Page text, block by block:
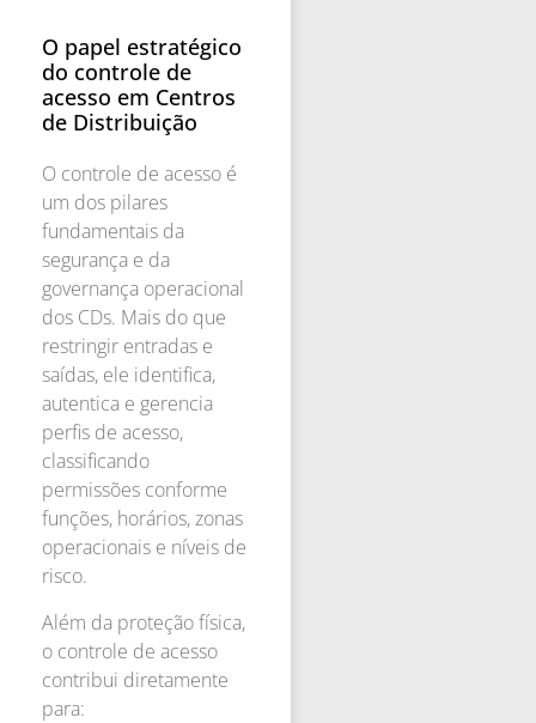
O papel estratégico
do controle de
acesso em Centros
de Distribuição
O controle de acesso é
um dos pilares
fundamentais da
segurança e da
governança operacional
dos CDs. Mais do que
restringir entradas e
saídas, ele identifica,
autentica e gerencia
perfis de acesso,
classificando
permissões conforme
funções, horários, zonas
operacionais e níveis de
risco.
Além da proteção física,
o controle de acesso
contribui diretamente
para: